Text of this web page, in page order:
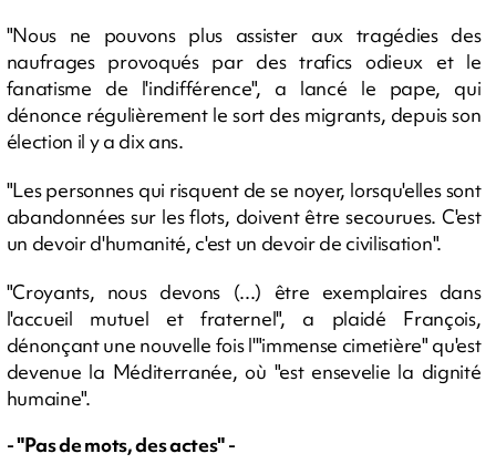
"Nous ne pouvons plus assister aux tragédies des
naufrages provoqués par des trafics odieux et le
fanatisme de l'indifférence", a lancé le pape, qui
dénonce régulièrement le sort des migrants, depuis son
élection il y a dix ans.
"Les personnes qui risquent de se noyer, lorsqu'elles sont
abandonnées sur les flots, doivent être secourues. C'est
un devoir d'humanité, c'est un devoir de civilisation".
"Croyants, nous devons (...) être exemplaires dans
l'accueil mutuel et fraternel", a plaidé François,
dénonçant une nouvelle fois l'"immense cimetière" qu'est
devenue la Méditerranée, où "est ensevelie la dignité
humaine".
- "Pas de mots, des actes" -